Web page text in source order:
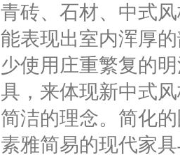
青砖、石材、中式
能表现出室内浑厚
少使用庄重繁复的
具，来体现新中式
简洁的理念。简化
素雅简易的现代家